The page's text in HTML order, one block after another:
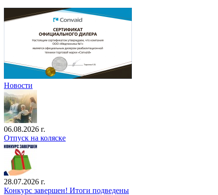
Новости
06.08.2026 г.
Отпуск на коляске
28.07.2026 г.
Конкурс завершен! Итоги подведены